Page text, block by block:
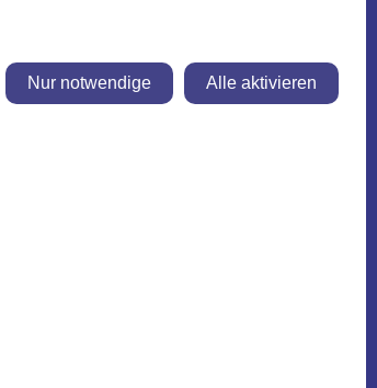
Nur notwendige Alle aktivieren